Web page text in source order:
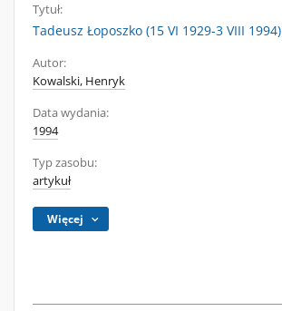
Tytuł:
Tadeusz Łoposzko (15 VI 1929-3 VIII 1994)
Autor:
Kowalski, Henryk
Data wydania:
1994
Typ zasobu:
artykuł
Więcej